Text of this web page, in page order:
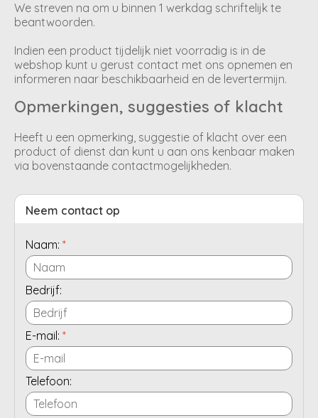
We streven na om u binnen 1 werkdag schriftelijk te
beantwoorden.
Indien een product tijdelijk niet voorradig is in de
webshop kunt u gerust contact met ons opnemen en
informeren naar beschikbaarheid en de levertermijn.
Opmerkingen, suggesties of klacht
Heeft u een opmerking, suggestie of klacht over een
product of dienst dan kunt u aan ons kenbaar maken
via bovenstaande contactmogelijkheden.
Neem contact op
Naam: *
Bedrijf:
E-mail: *
Telefoon: